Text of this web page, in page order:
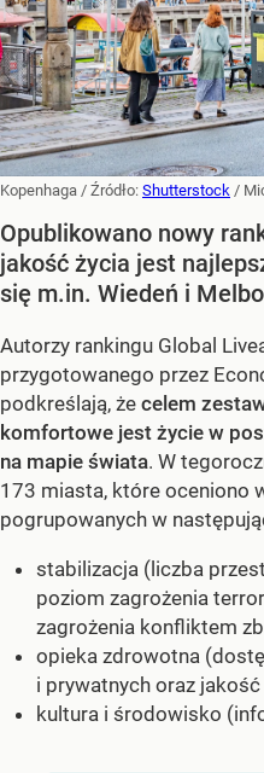
Kopenhaga / Źródło: Shutterstock /
Opublikowano nowy
jakość życia jest
się m.in. Wiedeń i
Autorzy rankingu Global
przygotowanego przez
podkreślają, że celem
komfortowe jest życie w
na mapie świata. W
173 miasta, które oceniono
pogrupowanych w
stabilizacja (liczba
poziom zagrożenia
zagrożenia konfliktem
opieka zdrowotna
i prywatnych oraz
kultura i środowisko